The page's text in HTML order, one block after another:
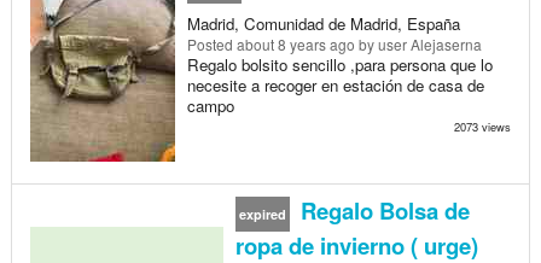
Madrid, Comunidad de Madrid, España
Posted about 8 years ago by user Alejaserna
Regalo bolsito sencillo ,para persona que lo
necesite a recoger en estación de casa de
campo
2073 views
expired
Regalo Bolsa de
ropa de invierno ( urge)